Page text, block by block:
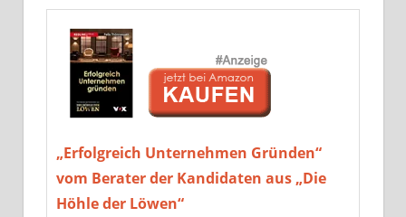
„Erfolgreich Unternehmen Gründen“
vom Berater der Kandidaten aus „Die
Höhle der Löwen“